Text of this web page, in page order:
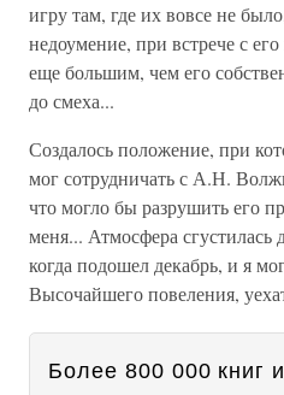
игру там, где их вовсе не
недоумение, при встрече с
еще большим, чем его
до смеха...
Создалось положение, при
мог сотрудничать с А.Н.
что могло бы разрушить его
меня... Атмосфера сгустилась
когда подошел декабрь, и я
Высочайшего повеления,
Более 800 000 книг